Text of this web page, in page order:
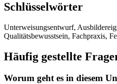
Schlüsselwörter
Unterweisungsentwurf,
Qualitätsbewusstsein, Fachpraxis,
Häufig gestellte
Worum geht es in diesem